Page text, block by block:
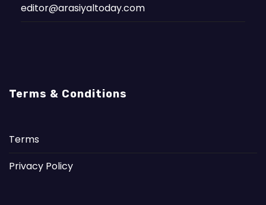
editor@arasiyaltoday.com
Terms & Conditions
Terms
Privacy Policy